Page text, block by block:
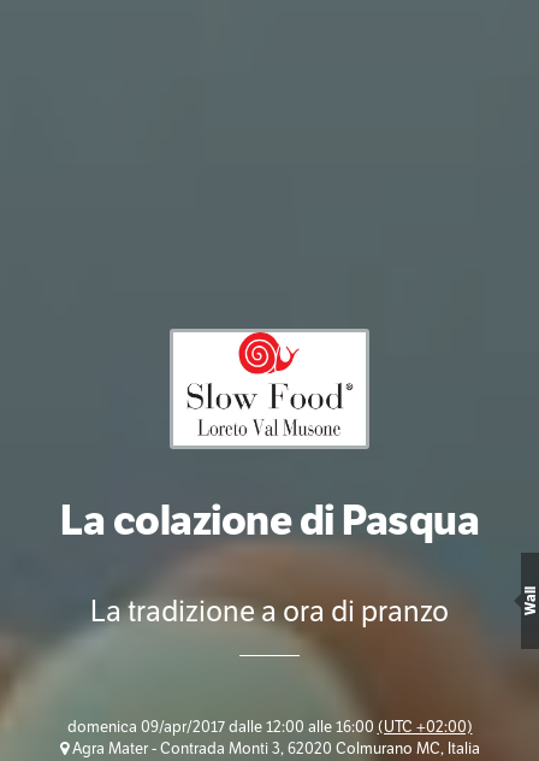
La colazione di Pasqua
La tradizione a ora di pranzo
domenica 09/apr/2017 dalle 12:00 alle 16:00 (UTC +02:00)
Agra Mater - Contrada Monti 3, 62020 Colmurano MC, Italia
Wall